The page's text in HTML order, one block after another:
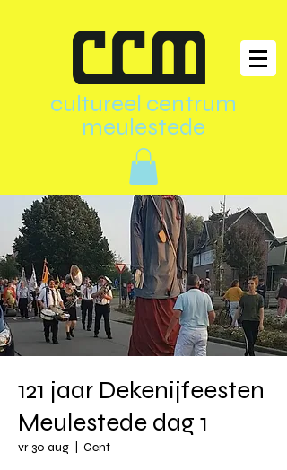
cultureel centrum
meulestede
121 jaar Dekenijfeesten
Meulestede dag 1
vr 30 aug Gent